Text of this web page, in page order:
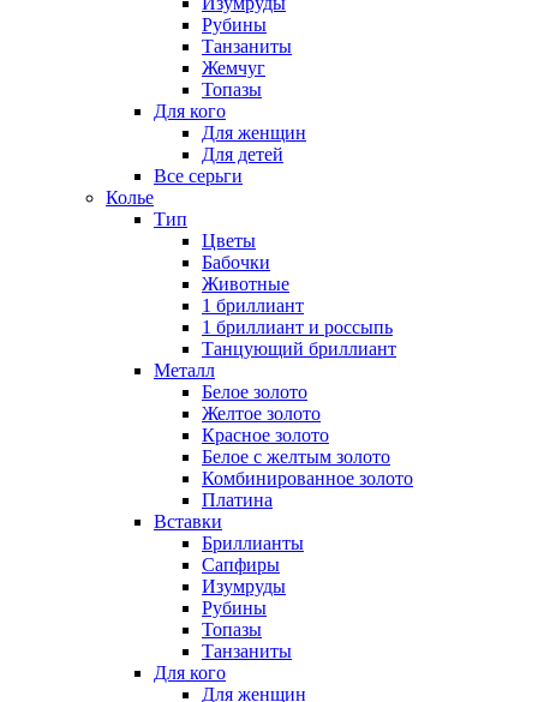
Рубины
Танзаниты
Жемчуг
Топазы
Для кого
Для женщин
Для детей
Все серьги
Колье
Тип
Цветы
Бабочки
Животные
1 бриллиант
1 бриллиант и россыпь
Танцующий бриллиант
Металл
Белое золото
Желтое золото
Красное золото
Белое с желтым золото
Комбинированное золото
Платина
Вставки
Бриллианты
Сапфиры
Изумруды
Рубины
Топазы
Танзаниты
Для кого
Для женщин